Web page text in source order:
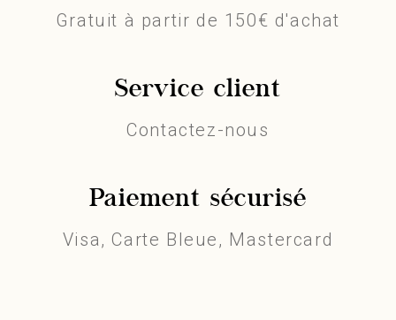
Gratuit à partir de 150€ d'achat
Service client
Contactez-nous
Paiement sécurisé
Visa, Carte Bleue, Mastercard